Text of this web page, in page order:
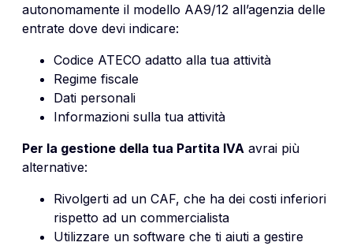
autonomamente il modello AA9/12 all’agenzia delle
entrate dove devi indicare:
Codice ATECO adatto alla tua attività
Regime fiscale
Dati personali
Informazioni sulla tua attività
Per la gestione della tua Partita IVA avrai più
alternative:
Rivolgerti ad un CAF, che ha dei costi inferiori
rispetto ad un commercialista
Utilizzare un software che ti aiuti a gestire